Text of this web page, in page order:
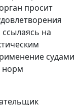
просит
на
судами
норм